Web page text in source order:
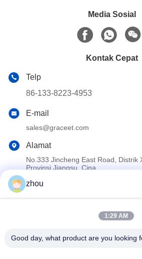
Media Sosial
Kontak Cepat
Telp
86-133-8223-4953
E-mail
sales@graceet.com
Alamat
No.333 Jincheng East Road, Distrik
Provinsi Jiangsu, Cina
Kebijakan Privasi|
Cina Kualitas Baik DPF katalis Pemasok.
cipta.
zhou
1:29 AM
Good day, what product are you looking